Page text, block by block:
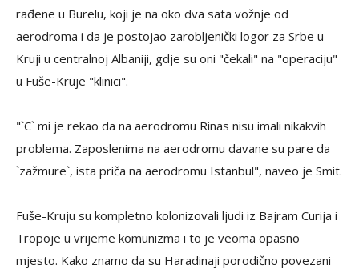
rađene u Burelu, koji je na oko dva sata vožnje od
aerodroma i da je postojao zarobljenički logor za Srbe u
Kruji u centralnoj Albaniji, gdje su oni "čekali" na "operaciju"
u Fuše-Kruje "klinici".
"`C` mi je rekao da na aerodromu Rinas nisu imali nikakvih
problema. Zaposlenima na aerodromu davane su pare da
`zažmure`, ista priča na aerodromu Istanbul", naveo je Smit.
Fuše-Kruju su kompletno kolonizovali ljudi iz Bajram Curija i
Tropoje u vrijeme komunizma i to je veoma opasno
mjesto. Kako znamo da su Haradinaji porodično povezani